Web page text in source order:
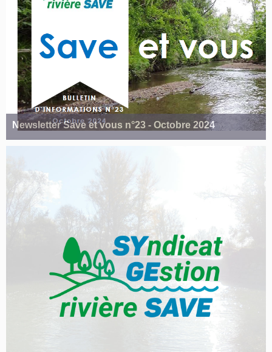
Newsletter Save et vous n°23 - Octobre 2024